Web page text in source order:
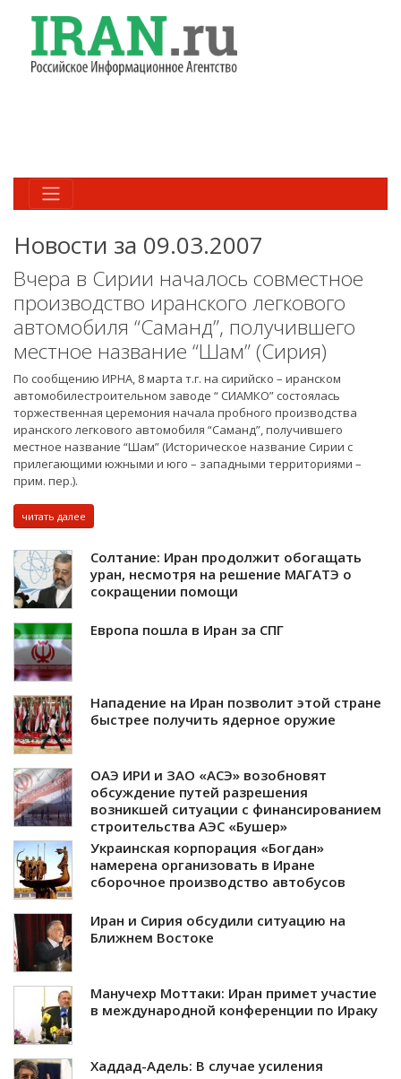
Новости за 09.03.2007
Вчера в Сирии началось совместное
производство иранского легкового
автомобиля “Саманд”, получившего
местное название “Шам” (Сирия)
По сообщению ИРНА, 8 марта т.г. на сирийско – иранском
автомобилестроительном заводе “ СИАМКО” состоялась
торжественная церемония начала пробного производства
иранского легкового автомобиля “Саманд”, получившего
местное название “Шам” (Историческое название Сирии с
прилегающими южными и юго – западными территориями –
прим. пер.).
читать далее
Солтание: Иран продолжит обогащать
уран, несмотря на решение МАГАТЭ о
сокращении помощи
Европа пошла в Иран за СПГ
Нападение на Иран позволит этой стране
быстрее получить ядерное оружие
ОАЭ ИРИ и ЗАО «АСЭ» возобновят
обсуждение путей разрешения
возникшей ситуации с финансированием
строительства АЭС «Бушер»
Украинская корпорация «Богдан»
намерена организовать в Иране
сборочное производство автобусов
Иран и Сирия обсудили ситуацию на
Ближнем Востоке
Манучехр Моттаки: Иран примет участие
в международной конференции по Ираку
Хаддад-Адель: В случае усиления